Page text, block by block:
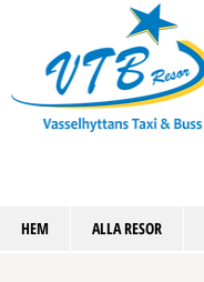
HEM ALLA RESOR